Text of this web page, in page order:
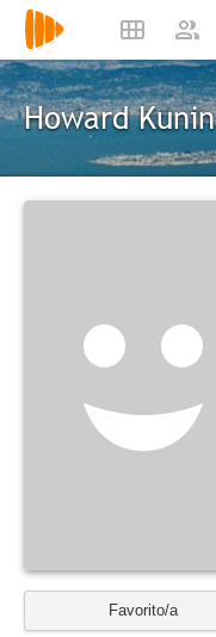
Howard Kunin
Favorito/a